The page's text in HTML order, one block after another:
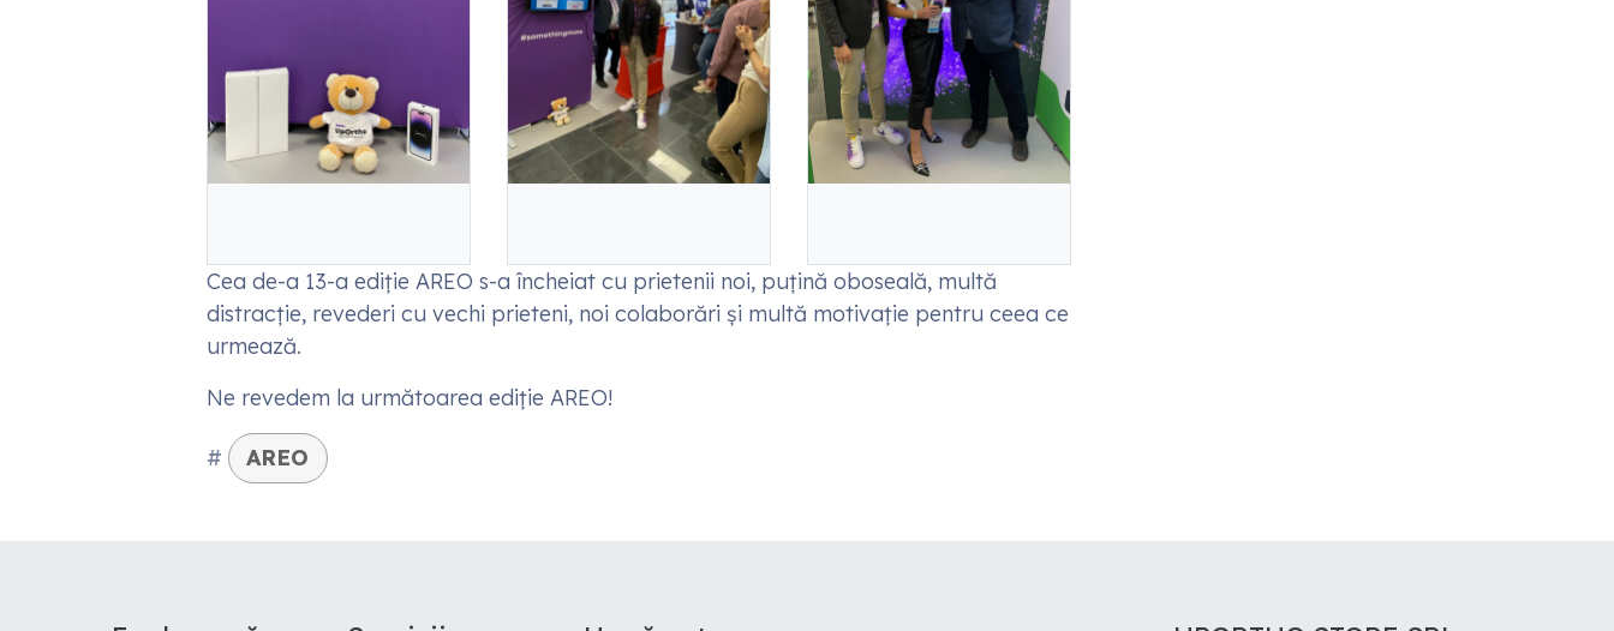
Cea de-a 13-a ediție AREO s-a încheiat cu prietenii noi, puțină oboseală, multă
distracție, revederi cu vechi prieteni, noi colaborări și multă motivație pentru ceea ce
urmează.
Ne revedem la următoarea ediție AREO!
# AREO